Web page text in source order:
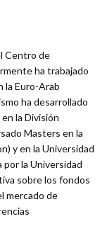
Centro de
ha trabajado
la Euro-Arab
ha desarrollado
la División
Masters en la
y en la Universidad
por la Universidad
sobre los fondos
mercado de